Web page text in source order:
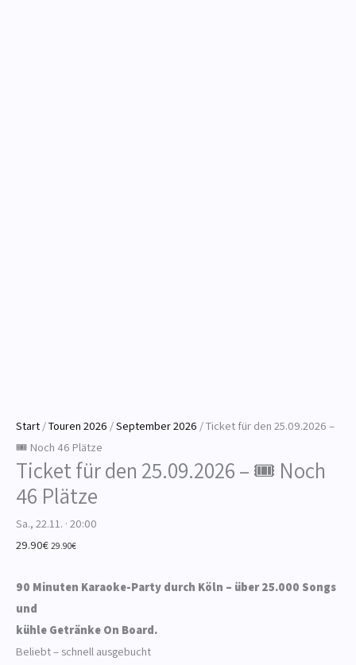
Start /Touren 2026 /September 2026 / Ticket für den 25.09.2026 –
🎟️ Noch 46 Plätze
Ticket für den 25.09.2026 – 🎟️ Noch
46 Plätze
Sa., 22.11. · 20:00
29.90€ 29.90€
90 Minuten Karaoke-Party durch Köln – über 25.000 Songs
und
kühle Getränke On Board.
Beliebt – schnell ausgebucht